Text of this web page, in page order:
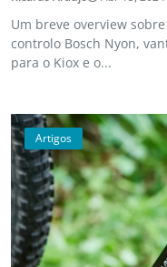
Um breve overview
controlo Bosch Nyon,
para o Kiox e o...
Artigos